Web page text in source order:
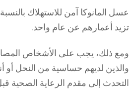
عسل المانوكا آمن للاستهلاك
تزيد أعمارهم عن عام واحد.
ومع ذلك، يجب على الأشخاص
والذين لديهم حساسية من النحل أو
التحدث إلى مقدم الرعاية الصحية